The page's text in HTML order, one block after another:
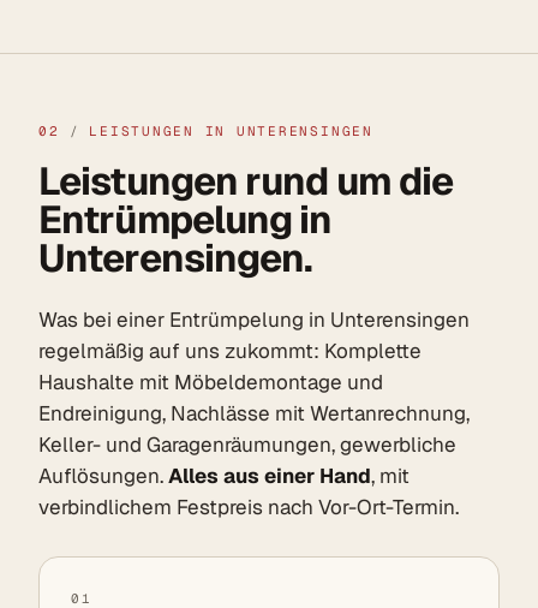
02 / LEISTUNGEN IN UNTERENSINGEN
Leistungen rund um die
Entrümpelung in
Unterensingen.
Was bei einer Entrümpelung in Unterensingen
regelmäßig auf uns zukommt: Komplette
Haushalte mit Möbeldemontage und
Endreinigung, Nachlässe mit Wertanrechnung,
Keller- und Garagenräumungen, gewerbliche
Auflösungen.Alles aus einer Hand, mit
verbindlichem Festpreis nach Vor-Ort-Termin.
01